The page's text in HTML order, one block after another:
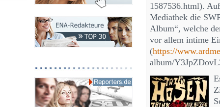
1587536.html).
Mediathek die
Album“, welche
vor allem intime
(https://
album/